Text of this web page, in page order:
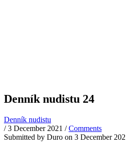
Denník nudistu 24
Denník nudistu
/3 December 2021 /Comments
Submitted by Duro on 3 December